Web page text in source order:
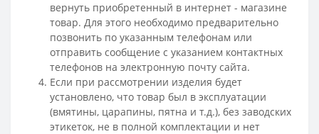
вернуть приобретенный в интернет - магазине
товар. Для этого необходимо предварительно
позвонить по указанным телефонам или
отправить сообщение с указанием контактных
телефонов на электронную почту сайта.
Если при рассмотрении изделия будет
установлено, что товар был в эксплуатации
(вмятины, царапины, пятна и т.д.), без заводских
этикеток, не в полной комплектации и нет